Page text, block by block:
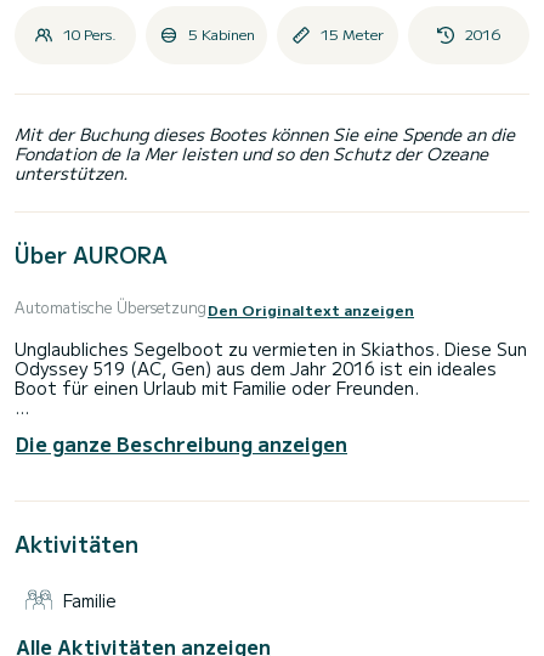
10 Pers. 5 Kabinen 15 Meter 2016
Mit der Buchung dieses Bootes können Sie eine Spende an die
Fondation de la Mer leisten und so den Schutz der Ozeane
unterstützen.
Über AURORA
Automatische ÜbersetzungDen Originaltext anzeigen
Unglaubliches Segelboot zu vermieten in Skiathos. Diese Sun
Odyssey 519 (AC, Gen) aus dem Jahr 2016 ist ein ideales
Boot für einen Urlaub mit Familie oder Freunden.
bietet Platz für 10 Personen. Mit einer Gesamtlänge von 15
Metern ist es Ihr bester Verbündeter, um einen
von Skiathos zu verbringen.>
Diese Sun Odyssey 519 (AC, Gen) ist mit 3 Toiletten mit
Dieses Boot ist mit einem Lattengroßsegel und einer
Ausstattung: Autopilot, Außenbordmotor, Fernseher,
Die ganze Beschreibung anzeigen
Aktivitäten
Familie
Alle Aktivitäten anzeigen